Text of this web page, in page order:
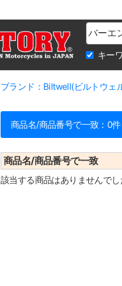
Name
キー
ブランド：Biltwell(ビルトウェ
商品名/商品番号で一致：0件
商品名/商品番号で一致
該当する商品はありませんでし